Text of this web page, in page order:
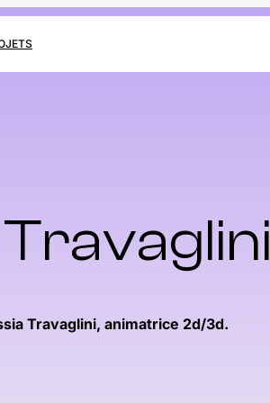
Travaglini, animatrice 2d/3d.